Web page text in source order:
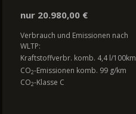
nur 20.980,00 €
Verbrauch und Emissionen nach
WLTP:
Kraftstoffverbr. komb. 4,4 l/100km
CO2-Emissionen komb. 99 g/km
CO2-Klasse C